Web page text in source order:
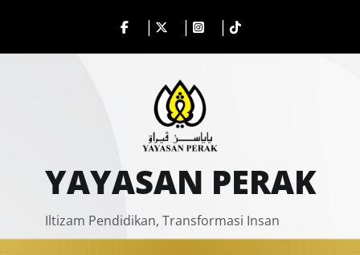
content
YAYASAN PERAK
Iltizam Pendidikan, Transformasi Insan